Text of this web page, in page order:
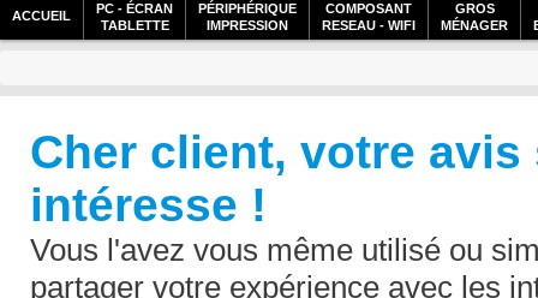
ACCUEIL
PC - ÉCRAN
TABLETTE
PÉRIPHÉRIQUE
IMPRESSION
COMPOSANT
RESEAU - WIFI
GROS
MÉNAGER
Cher client, votre
intéresse !
Vous l'avez vous même utilisé ou
partager votre expérience avec les